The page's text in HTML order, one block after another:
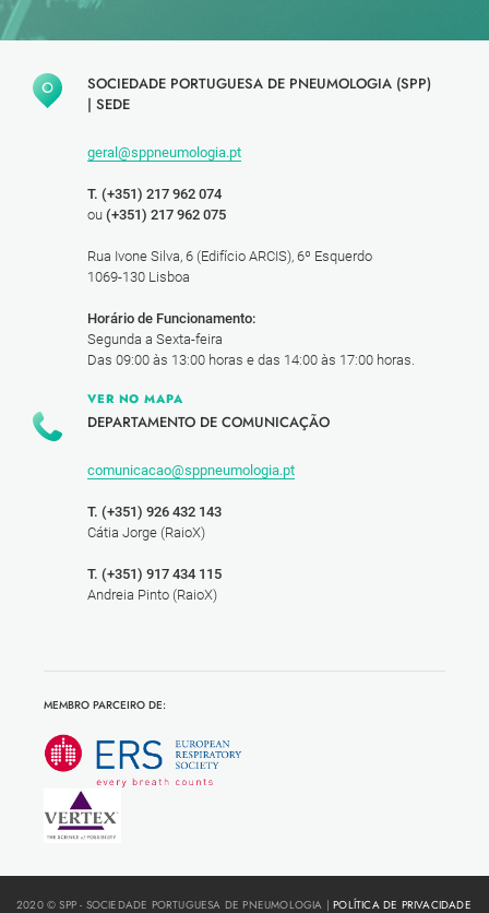
SOCIEDADE PORTUGUESA DE PNEUMOLOGIA (SPP)
| SEDE
geral@sppneumologia.pt
T. (+351) 217 962 074
ou (+351) 217 962 075
Rua Ivone Silva, 6 (Edifício ARCIS), 6º Esquerdo
1069-130 Lisboa
Horário de Funcionamento:
Segunda a Sexta-feira
Das 09:00 às 13:00 horas e das 14:00 às 17:00 horas.
VER NO MAPA
DEPARTAMENTO DE COMUNICAÇÃO
comunicacao@sppneumologia.pt
T. (+351) 926 432 143
Cátia Jorge (RaioX)
T. (+351) 917 434 115
Andreia Pinto (RaioX)
MEMBRO PARCEIRO DE:
2020 © SPP - SOCIEDADE PORTUGUESA DE PNEUMOLOGIA |POLÍTICA DE PRIVACIDADE